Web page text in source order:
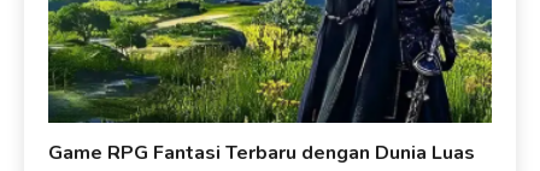
Game RPG Fantasi Terbaru dengan Dunia Luas